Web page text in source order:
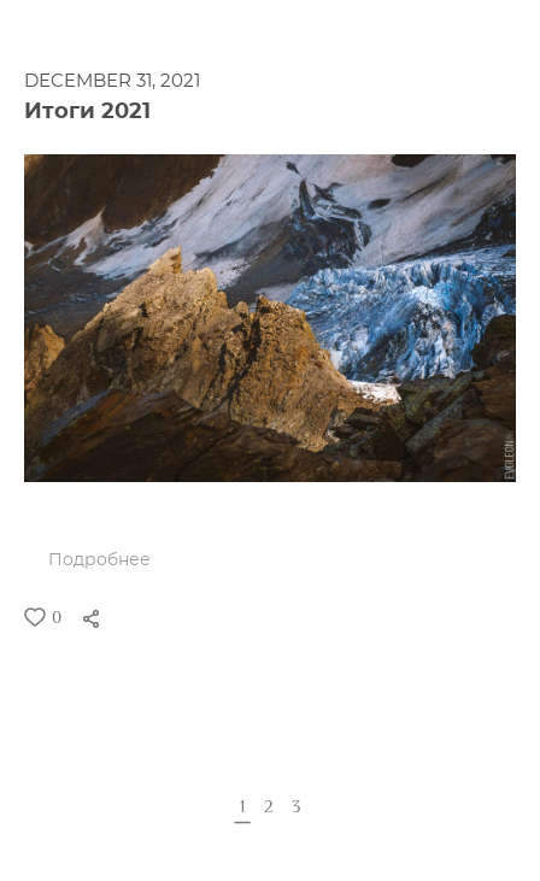
DECEMBER 31, 2021
Итоги 2021
Подробнее
0
1 2 3